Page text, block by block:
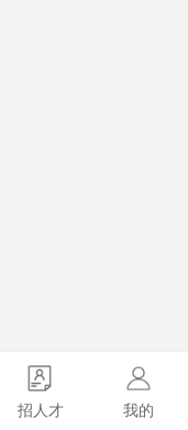
招人才 我的